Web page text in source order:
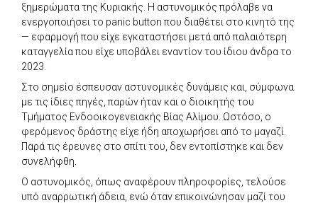
ξημερώματα της Κυριακής. Η αστυνομικός πρόλαβε να
ενεργοποιήσει το panic button που διαθέτει στο κινητό της
— εφαρμογή που είχε εγκαταστήσει μετά από παλαιότερη
καταγγελία που είχε υποβάλει εναντίον του ίδιου άνδρα το
2023.
Στο σημείο έσπευσαν αστυνομικές δυνάμεις και, σύμφωνα
με τις ίδιες πηγές, παρών ήταν και ο διοικητής του
Τμήματος Ενδοοικογενειακής Βίας Αλίμου. Ωστόσο, ο
φερόμενος δράστης είχε ήδη αποχωρήσει από το μαγαζί.
Παρά τις έρευνες στο σπίτι του, δεν εντοπίστηκε και δεν
συνελήφθη.
Ο αστυνομικός, όπως αναφέρουν πληροφορίες, τελούσε
υπό αναρρωτική άδεια, ενώ όταν επικοινώνησαν μαζί του